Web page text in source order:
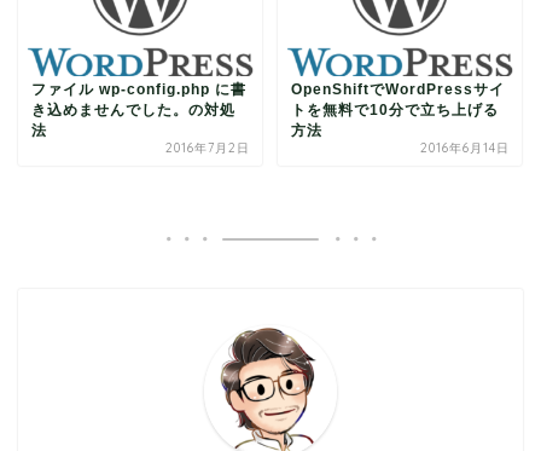
ファイル wp-config.php に書
き込めませんでした。の対処
法
2016年7月2日
OpenShiftでWordPressサイ
トを無料で10分で立ち上げる
方法
2016年6月14日